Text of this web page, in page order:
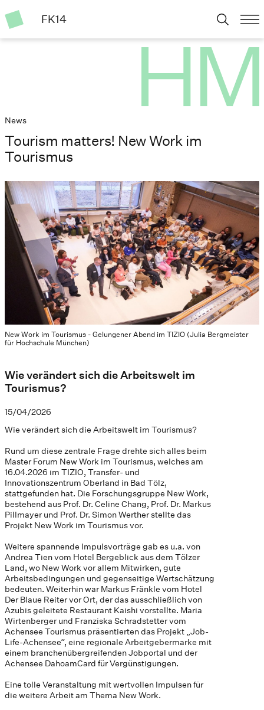
FK14
News
Tourism matters! New Work im
Tourismus
New Work im Tourismus - Gelungener Abend im TIZIO (Julia Bergmeister
für Hochschule München)
Wie verändert sich die Arbeitswelt im
Tourismus?
15/04/2026
Wie verändert sich die Arbeitswelt im Tourismus?
Rund um diese zentrale Frage drehte sich alles beim
Master Forum New Work im Tourismus, welches am
16.04.2026 im TIZIO, Transfer- und
Innovationszentrum Oberland in Bad Tölz,
stattgefunden hat. Die Forschungsgruppe New Work,
bestehend aus Prof. Dr. Celine Chang, Prof. Dr. Markus
Pillmayer und Prof. Dr. Simon Werther stellte das
Projekt New Work im Tourismus vor.
Weitere spannende Impulsvorträge gab es u.a. von
Andrea Tien vom Hotel Bergeblick aus dem Tölzer
Land, wo New Work vor allem Mitwirken, gute
Arbeitsbedingungen und gegenseitige Wertschätzung
bedeuten. Weiterhin war Markus Fränkle vom Hotel
Der Blaue Reiter vor Ort, der das ausschließlich von
Azubis geleitete Restaurant Kaishi vorstellte. Maria
Wirtenberger und Franziska Schradstetter vom
Achensee Tourismus präsentierten das Projekt „Job-
Life-Achensee“, eine regionale Arbeitgebermarke mit
einem branchenübergreifenden Jobportal und der
Achensee DahoamCard für Vergünstigungen.
Eine tolle Veranstaltung mit wertvollen Impulsen für
die weitere Arbeit am Thema New Work.